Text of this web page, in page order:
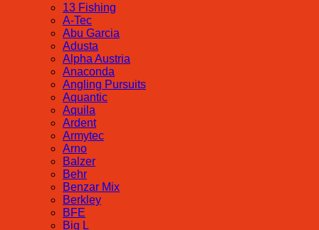
13 Fishing
A-Tec
Abu Garcia
Adusta
Alpha Austria
Anaconda
Angling Pursuits
Aquantic
Aquila
Ardent
Armytec
Arno
Balzer
Behr
Benzar Mix
Berkley
BFE
Big L